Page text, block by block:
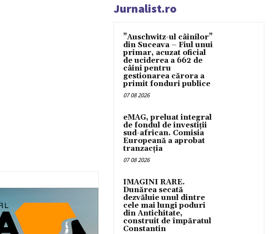
Jurnalist.ro
”Auschwitz-ul câinilor”
din Suceava – Fiul unui
primar, acuzat oficial
de uciderea a 662 de
câini pentru
gestionarea cărora a
primit fonduri publice
07 08 2026
eMAG, preluat integral
de fondul de investiții
sud-african. Comisia
Europeană a aprobat
tranzacția
07 08 2026
IMAGINI RARE.
Dunărea secată
dezvăluie unul dintre
cele mai lungi poduri
din Antichitate,
construit de împăratul
Constantin